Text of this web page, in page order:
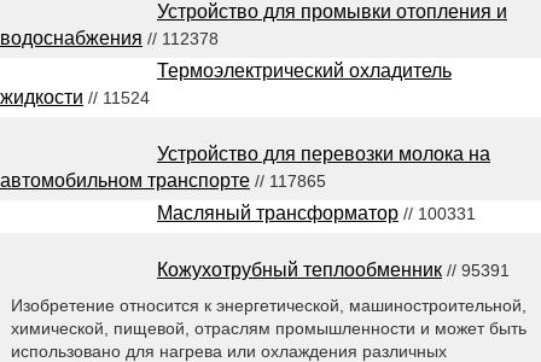
Устройство для промывки отопления и
водоснабжения // 112378
Термоэлектрический охладитель
жидкости // 11524
Устройство для перевозки молока на
автомобильном транспорте // 117865
Масляный трансформатор // 100331
Кожухотрубный теплообменник // 95391
Изобретение относится к энергетической, машиностроительной,
химической, пищевой, отраслям промышленности и может быть
использовано для нагрева или охлаждения различных